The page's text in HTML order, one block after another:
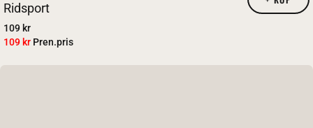
Ridsport
109 kr
109 kr Pren.pris